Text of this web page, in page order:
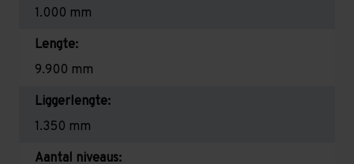
1.000 mm
Lengte:
9.900 mm
Liggerlengte:
1.350 mm
Aantal niveaus: